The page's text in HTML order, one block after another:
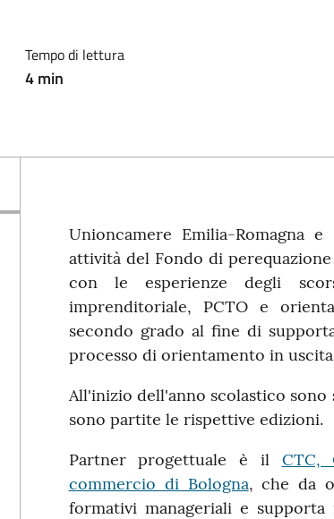
Tempo di lettura
4min
Unioncamere Emilia-Romagna
attività del Fondo di
con le esperienze degli
imprenditoriale, PCTO e
secondo grado al fine di
processo di orientamento in
All'inizio dell'anno scolastico
sono partite le rispettive edizioni.
Partner progettuale è il CTC,
commercio di Bologna, che da
formativi manageriali e